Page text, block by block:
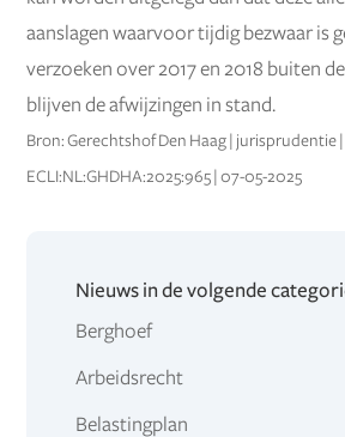
aanslagen waarvoor tijdig bezwaar is
verzoeken over 2017 en 2018 buiten
blijven de afwijzingen in stand.
Bron: Gerechtshof Den Haag | jurisprudentie |
ECLI:NL:GHDHA:2025:965 | 07-05-2025
Nieuws in de volgende
Berghoef
Arbeidsrecht
Belastingplan